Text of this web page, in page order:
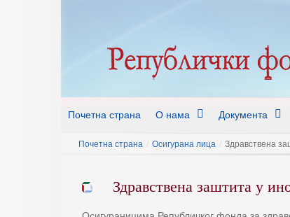
Почетна страна О нама Документа
Почетна страна / Осигурана лица / Здравствена
Здравствена заштита у